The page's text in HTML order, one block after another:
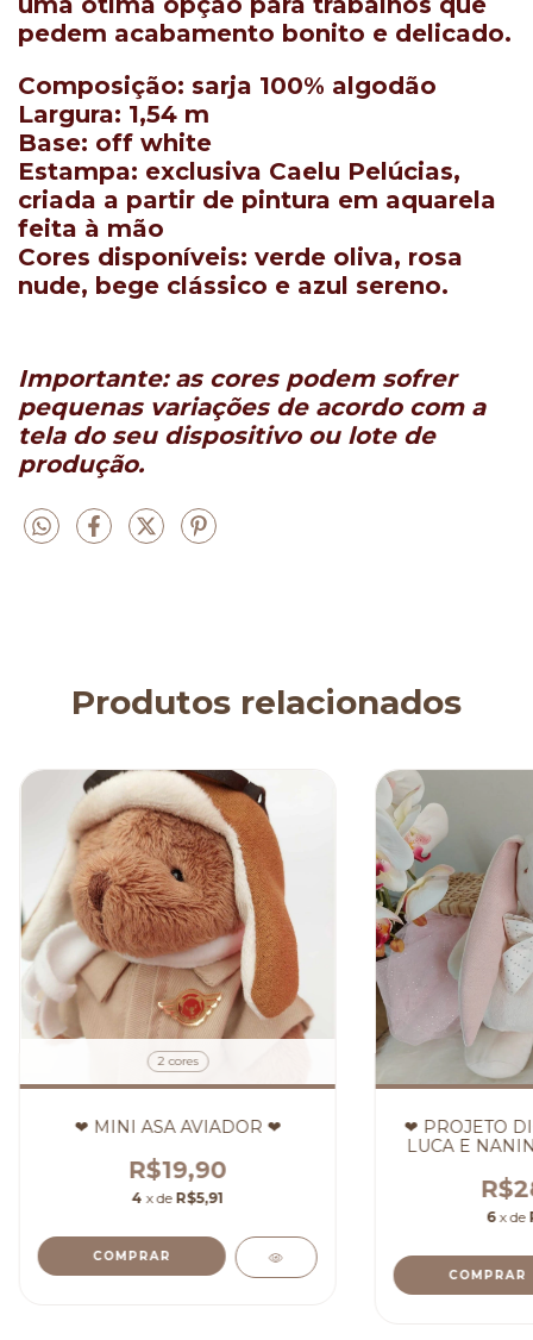
pedem acabamento bonito e delicado.
Composição: sarja 100% algodão
Largura: 1,54 m
Base: off white
Estampa: exclusiva Caelu Pelúcias,
criada a partir de pintura em aquarela
feita à mão
Cores disponíveis: verde oliva, rosa
nude, bege clássico e azul sereno.
Importante: as cores podem sofrer
pequenas variações de acordo com a
tela do seu dispositivo ou lote de
produção.
Produtos relacionados
2 cores
❤ MINI ASA AVIADOR ❤
R$19,90
4 x de R$5,91
COMPRAR
❤ PROJETO
LUCA E
6 x de